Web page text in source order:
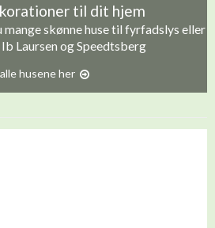
til dit hjem
skønne huse til fyrfadslys eller
Laursen og Speedtsberg
husene her